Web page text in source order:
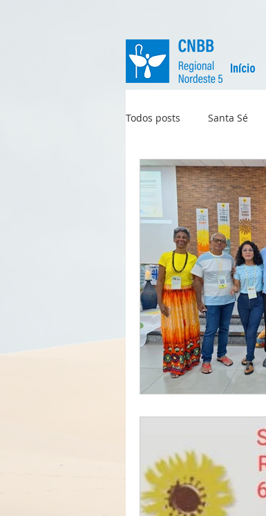
Início
Todos posts Santa Sé
Regional Igreja no